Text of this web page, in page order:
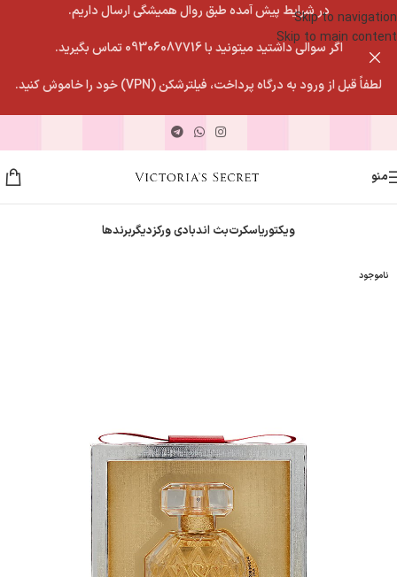
Skip to navigation
Skip to main content
در شرایط پیش آمده طبق روال همیشگی ارسال داریم.
اگر سوالی داشتید میتونید با 09306087716 تماس بگیرید.
لطفاً قبل از ورود به درگاه پرداخت، فیلترشکن (VPN) خود را خاموش کنید.
منو
ویکتوریاسکرتبث اندبادی ورکزدیگربرندها
ناموجود